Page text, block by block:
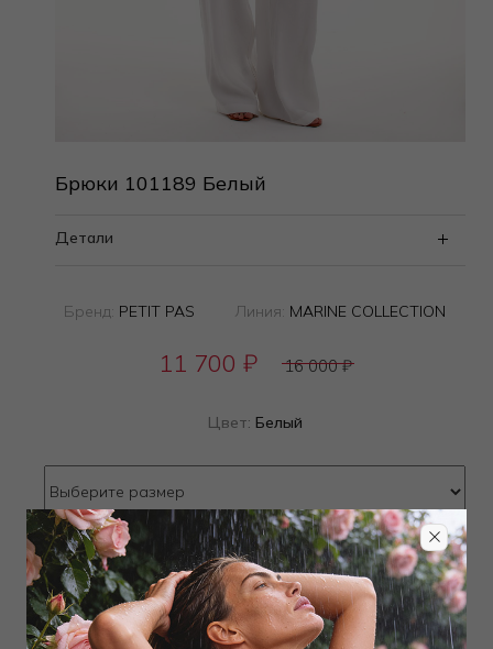
Брюки 101189 Белый
Детали
Бренд: PETIT PAS Линия: MARINE COLLECTION
11 700 ₽ 16 000₽
Цвет: Белый
Определить размер
Наличие в магазинах
ТОВАР РАСПРОДАН